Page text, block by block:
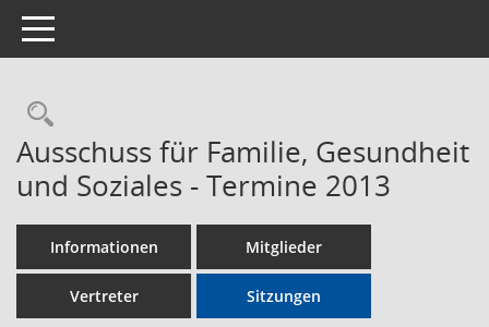
Toggle navigation
Rechercheauswahl
Ausschuss für Familie, Gesundheit
und Soziales - Termine 2013
Informationen Mitglieder
Vertreter Sitzungen